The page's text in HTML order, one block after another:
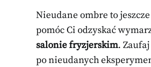
Nieudane ombre to
pomóc Ci odzyskać
salonie fryzjerskim.
po nieudanych